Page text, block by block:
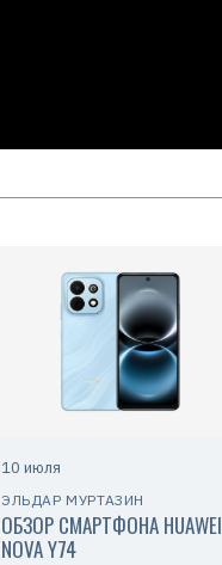
10 июля
ЭЛЬДАР МУРТАЗИН
ОБЗОР СМАРТФОНА HUAWEI
NOVA Y74